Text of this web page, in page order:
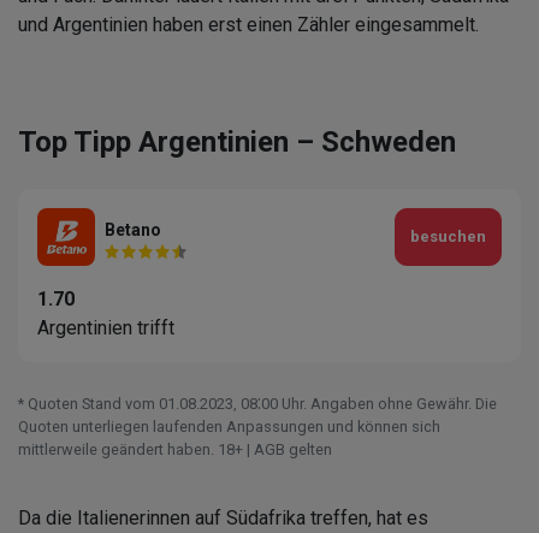
und Argentinien haben erst einen Zähler eingesammelt.
Top Tipp Argentinien – Schweden
Betano
1.70
Argentinien trifft
besuchen
* Quoten Stand vom 01.08.2023‚ 08⁚00 Uhr. Angaben ohne Gewähr. Die
Quoten unterliegen laufenden Anpassungen und können sich
mittlerweile geändert haben. 18+ | AGB gelten
Da die Italienerinnen auf Südafrika treffen, hat es